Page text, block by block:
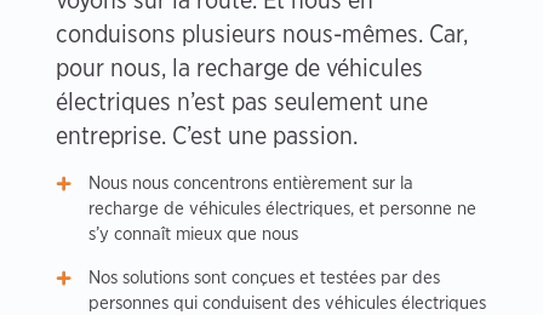
conduisons plusieurs nous-mêmes. Car,
pour nous, la recharge de véhicules
électriques n’est pas seulement une
entreprise. C’est une passion.
Nous nous concentrons entièrement sur la
recharge de véhicules électriques, et personne ne
s’y connaît mieux que nous
Nos solutions sont conçues et testées par des
personnes qui conduisent des véhicules électriques